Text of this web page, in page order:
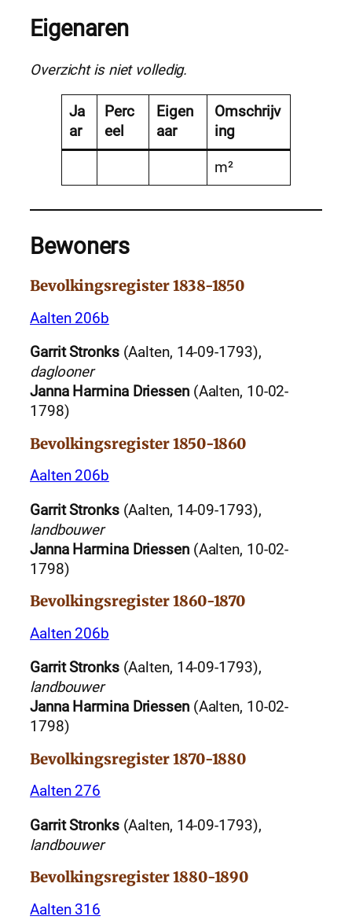
Eigenaren
Overzicht is niet volledig.
Ja
ar
Perc
eel
Eigen
aar
Omschrijv
ing
m²
Bewoners
Bevolkingsregister 1838-1850
Aalten 206b
Garrit Stronks(Aalten, 14-09-1793),
daglooner
Janna Harmina Driessen(Aalten, 10-02-
1798)
Bevolkingsregister 1850-1860
Aalten 206b
Garrit Stronks(Aalten, 14-09-1793),
landbouwer
Janna Harmina Driessen(Aalten, 10-02-
1798)
Bevolkingsregister 1860-1870
Aalten 206b
Garrit Stronks(Aalten, 14-09-1793),
landbouwer
Janna Harmina Driessen(Aalten, 10-02-
1798)
Bevolkingsregister 1870-1880
Aalten 276
Garrit Stronks(Aalten, 14-09-1793),
landbouwer
Bevolkingsregister 1880-1890
Aalten 316